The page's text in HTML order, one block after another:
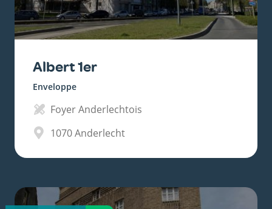
Albert 1er
Enveloppe
Foyer Anderlechtois
1070Anderlecht